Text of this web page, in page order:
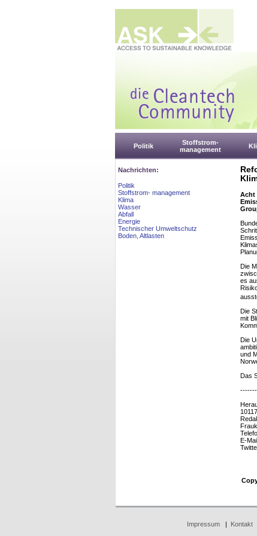
Politik
Stoffstrom-
management
Nachrichten:
Politik
Stoffstrom- management
Klima
Wasser
Abfall
Energie
Technischer Umweltschutz
Boden, Altlasten
Acht
Die
es
Die
mit
Die
und
Das
E-
Impressum| Kontakt